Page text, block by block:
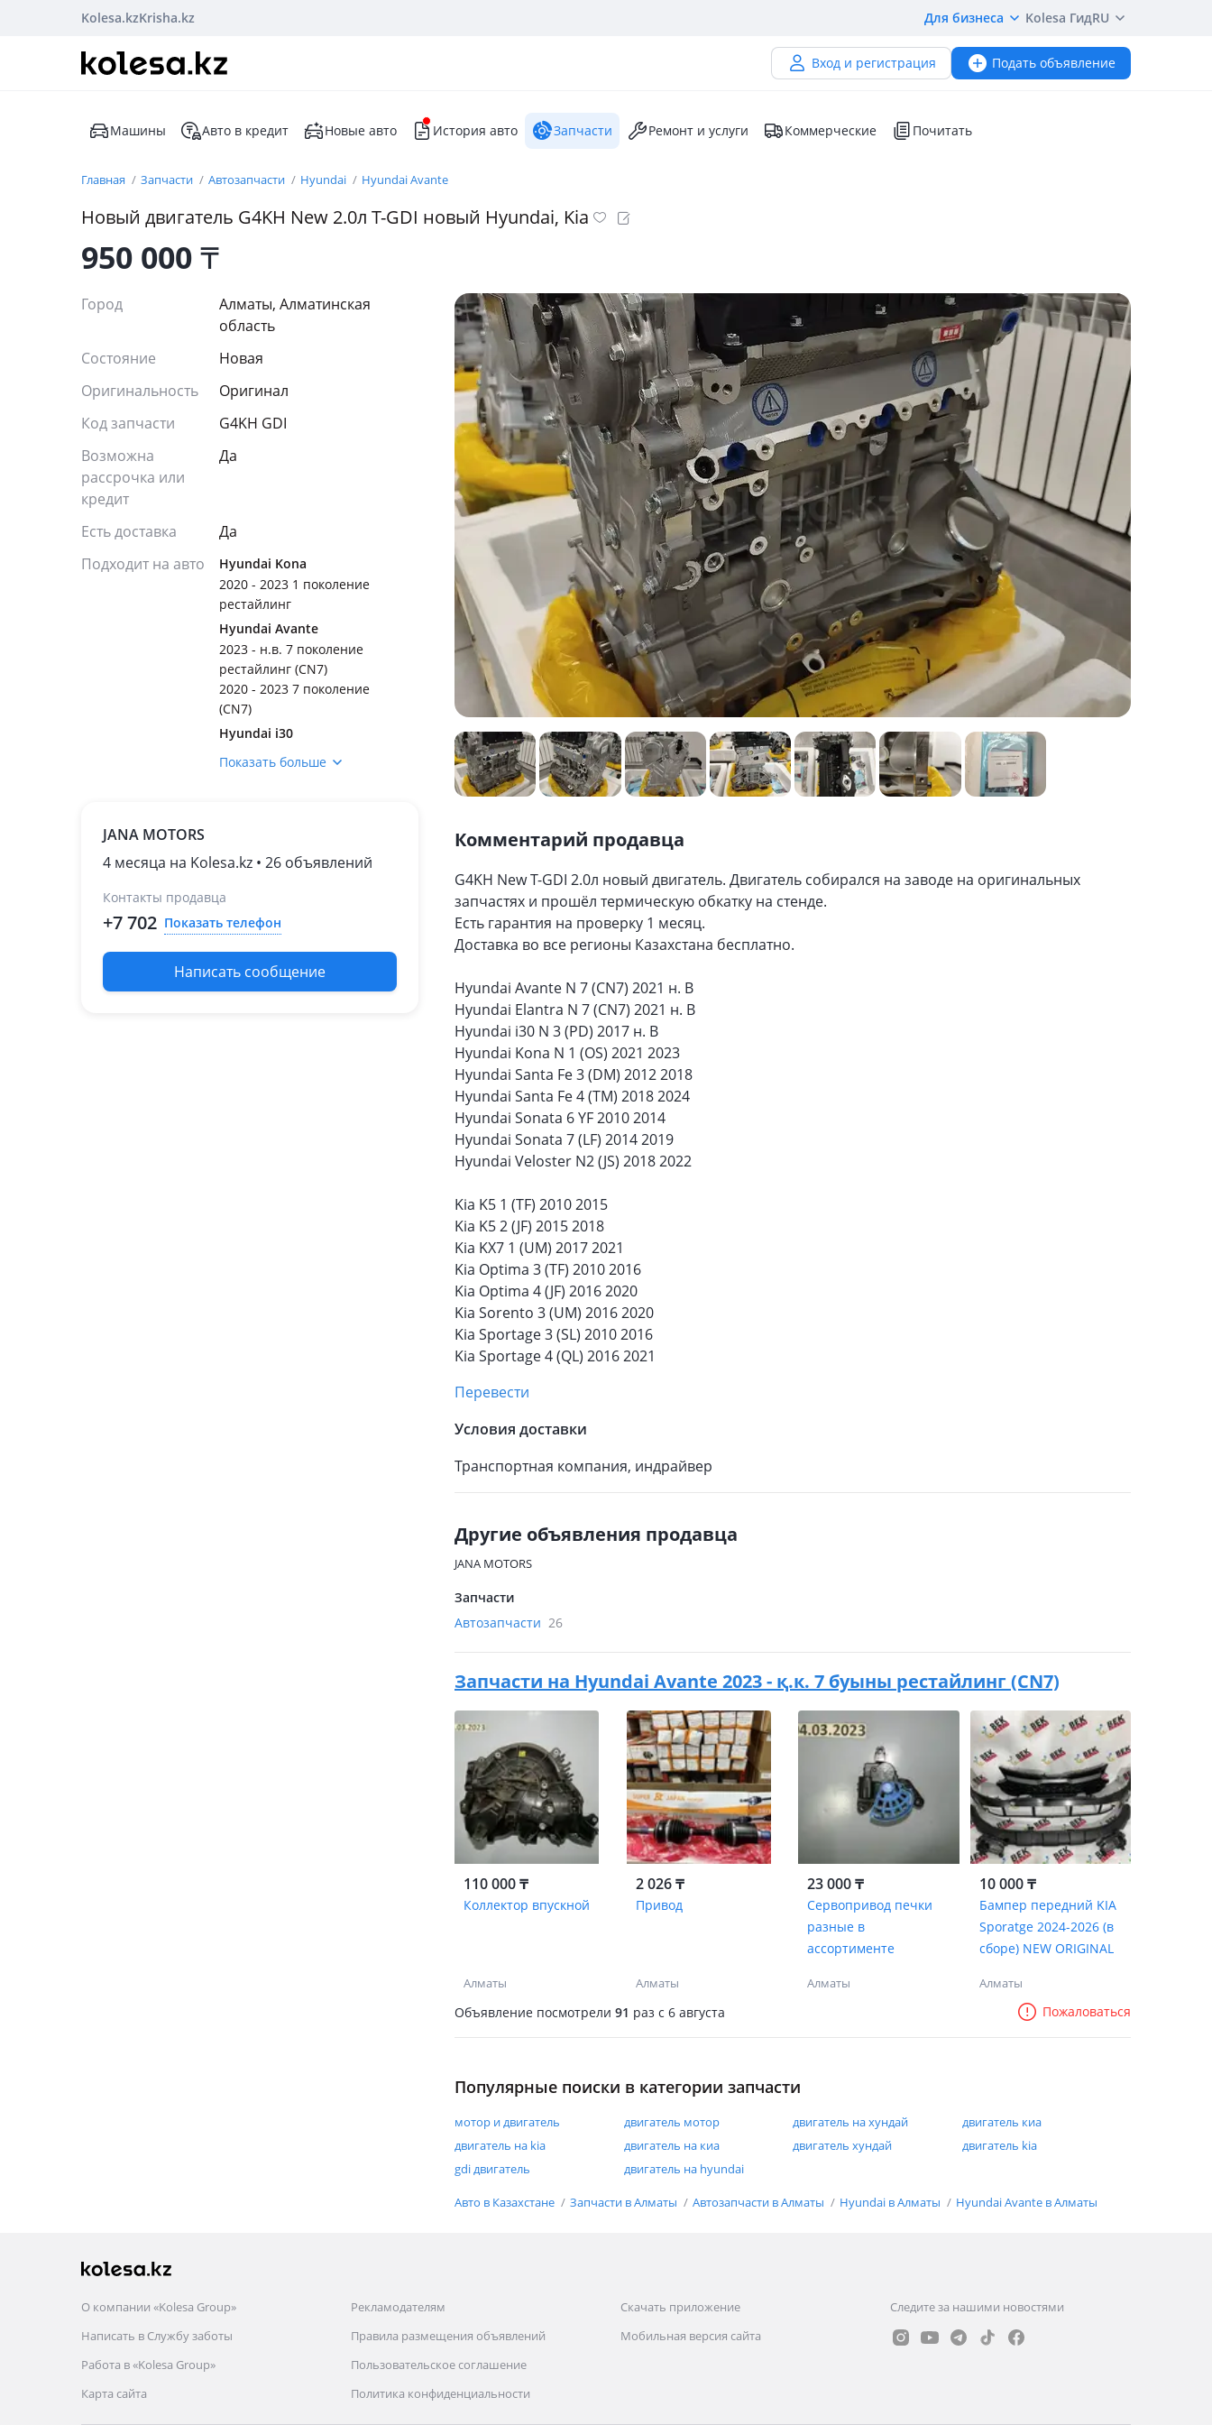
Kolesa.kzKrisha.kz Для бизнеса Kolesa ГидRU
Вход и регистрация Подать объявление
Машины Авто в кредит Новые авто История авто Запчасти Ремонт и услуги Коммерческие Почитать
Главная Запчасти Автозапчасти Hyundai Hyundai Avante
Новый двигатель G4KH New 2.0л T-GDI новый Hyundai, Kia
950 000₸
Город
Алматы, Алматинская
область
Состояние
Новая
Оригинальность
Оригинал
Код запчасти
G4KH GDI
Возможна
рассрочка или
кредит
Да
Есть доставка
Да
Подходит на авто
Hyundai Kona
2020 - 2023 1 поколение
рестайлинг
Hyundai Avante
2023 - н.в. 7 поколение
рестайлинг (CN7)
2020 - 2023 7 поколение
(CN7)
Hyundai i30
2017 - 2020 3 поколение
2018 - 2021 4 поколение
2015 - 2018 3 поколение
рестайлинг (DM/DMA)
2012 - 2016 3 поколение
(DM/DMA)
Hyundai Sonata
Показать больше
JANA MOTORS
4 месяца на Kolesa.kz • 26 объявлений
Контакты продавца
+7 702 Показать телефон
Написать сообщение
Комментарий продавца
G4KH New T-GDI 2.0л новый двигатель. Двигатель собирался на заводе на оригинальных
запчастях и прошёл термическую обкатку на стенде.
Есть гарантия на проверку 1 месяц.
Доставка во все регионы Казахстана бесплатно.
Hyundai Avante N 7 (CN7) 2021 н. В
Hyundai Elantra N 7 (CN7) 2021 н. В
Hyundai i30 N 3 (PD) 2017 н. В
Hyundai Kona N 1 (OS) 2021 2023
Hyundai Santa Fe 3 (DM) 2012 2018
Hyundai Santa Fe 4 (TM) 2018 2024
Hyundai Sonata 6 YF 2010 2014
Hyundai Sonata 7 (LF) 2014 2019
Hyundai Veloster N2 (JS) 2018 2022
Kia K5 1 (TF) 2010 2015
Kia K5 2 (JF) 2015 2018
Kia KX7 1 (UM) 2017 2021
Kia Optima 3 (TF) 2010 2016
Kia Optima 4 (JF) 2016 2020
Kia Sorento 3 (UM) 2016 2020
Kia Sportage 3 (SL) 2010 2016
Kia Sportage 4 (QL) 2016 2021
Перевести
Условия доставки
Транспортная компания, индрайвер
Другие объявления продавца
JANA MOTORS
Запчасти
Автозапчасти 26
Запчасти на Hyundai Avante 2023 - қ.к. 7 буыны рестайлинг (CN7)
110 000 ₸
Коллектор впускной
Алматы
2 026 ₸
Привод
Алматы
23 000 ₸
Сервопривод печки
разные в
ассортименте
Алматы
10 000 ₸
Бампер передний KIA
Sporatge 2024-2026 (в
сборе) NEW ORIGINAL
Алматы
Объявление посмотрели 91 раз c 6 августа Пожаловаться
Популярные поиски в категории запчасти
мотор и двигатель двигатель мотор двигатель на хундай
двигатель киа
двигатель на kia
двигатель на киа двигатель хундай
двигатель kia
gdi двигатель
двигатель на hyundai
Авто в Казахстане Запчасти в Алматы Автозапчасти в Алматы Hyundai в Алматы Hyundai Avante в Алматы
О компании «Kolesa Group»
Написать в Службу заботы
Работа в «Kolesa Group»
Карта сайта
Рекламодателям
Правила размещения объявлений
Пользовательское соглашение
Политика конфиденциальности
Скачать приложение
Мобильная версия сайта
Следите за нашими новостями